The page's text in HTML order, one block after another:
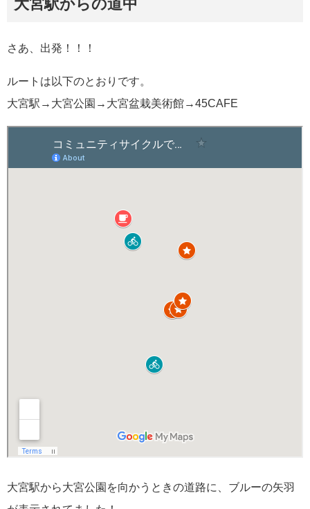
大宮駅からの道中
さあ、出発！！！
ルートは以下のとおりです。
大宮駅→大宮公園→大宮盆栽美術館→45CAFE
大宮駅から大宮公園を向かうときの道路に、ブルーの矢羽